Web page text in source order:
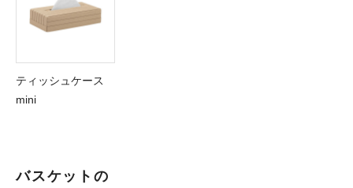
ティッシュケース
mini
バスケットの